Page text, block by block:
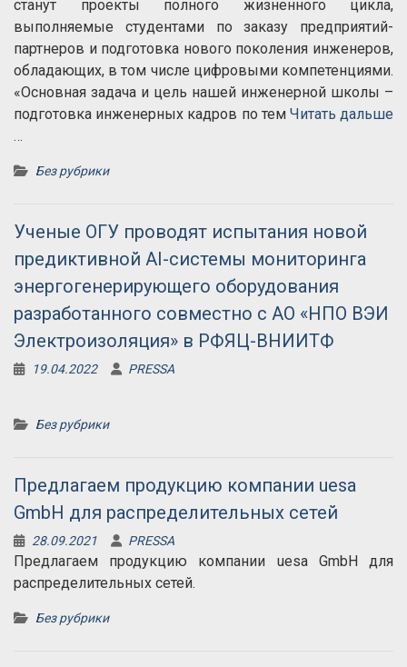
станут проекты полного жизненного цикла,
выполняемые студентами по заказу предприятий-
партнеров и подготовка нового поколения инженеров,
обладающих, в том числе цифровыми компетенциями.
«Основная задача и цель нашей инженерной школы –
подготовка инженерных кадров по тем Читать дальше
…
Без рубрики
Ученые ОГУ проводят испытания новой
предиктивной AI-системы мониторинга
энергогенерирующего оборудования
разработанного совместно с АО «НПО ВЭИ
Электроизоляция» в РФЯЦ-ВНИИТФ
19.04.2022 PRESSA
Без рубрики
Предлагаем продукцию компании uesa
GmbH для распределительных сетей
28.09.2021 PRESSA
Предлагаем продукцию компании uesa GmbH для
распределительных сетей.
Без рубрики